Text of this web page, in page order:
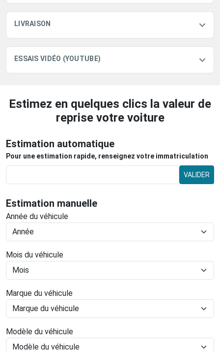
LIVRAISON
ESSAIS VIDÉO (YOUTUBE)
Estimez en quelques clics la valeur de
reprise votre voiture
Estimation automatique
Pour une estimation rapide, renseignez votre immatriculation
VALIDER
Estimation manuelle
Année du véhicule
Mois du véhicule
Marque du véhicule
Modèle du véhicule